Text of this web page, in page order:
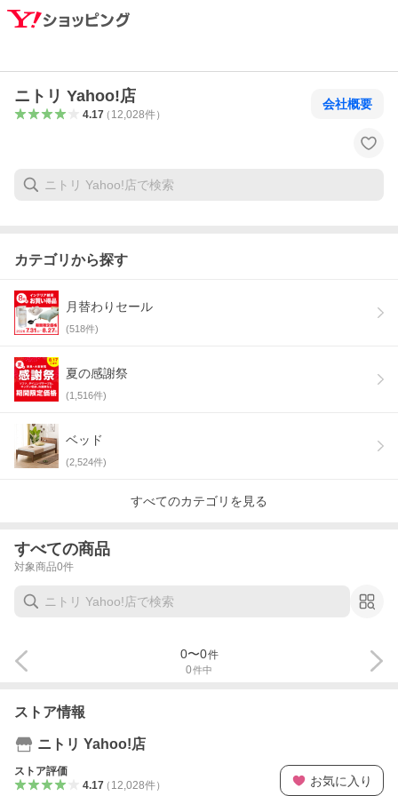
ニトリ Yahoo!店
4.17（ 12,028件）
会社概要
カテゴリから探す
月替わりセール
(518件)
夏の感謝祭
(1,516件)
ベッド
(2,524件)
すべてのカテゴリを見る
すべての商品
対象商品0件
0件中
0〜0件
ストア情報
ニトリ Yahoo!店
ストア評価
4.17（ 12,028件） お気に入り